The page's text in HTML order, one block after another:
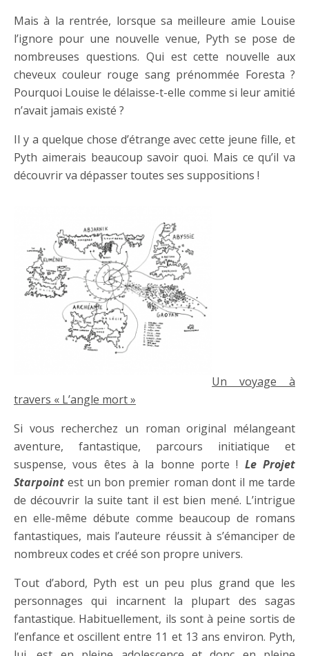
Mais à la rentrée, lorsque sa meilleure amie Louise
l’ignore pour une nouvelle venue, Pyth se pose de
nombreuses questions. Qui est cette nouvelle aux
cheveux couleur rouge sang prénommée Foresta ?
Pourquoi Louise le délaisse-t-elle comme si leur amitié
n’avait jamais existé ?
Il y a quelque chose d’étrange avec cette jeune fille, et
Pyth aimerais beaucoup savoir quoi. Mais ce qu’il va
découvrir va dépasser toutes ses suppositions !
Un voyage à
travers « L’angle mort »
Si vous recherchez un roman original mélangeant
aventure, fantastique, parcours initiatique et
suspense, vous êtes à la bonne porte ! Le Projet
Starpoint est un bon premier roman dont il me tarde
de découvrir la suite tant il est bien mené. L’intrigue
en elle-même débute comme beaucoup de romans
fantastiques, mais l’auteure réussit à s’émanciper de
nombreux codes et créé son propre univers.
Tout d’abord, Pyth est un peu plus grand que les
personnages qui incarnent la plupart des sagas
fantastique. Habituellement, ils sont à peine sortis de
l’enfance et oscillent entre 11 et 13 ans environ. Pyth,